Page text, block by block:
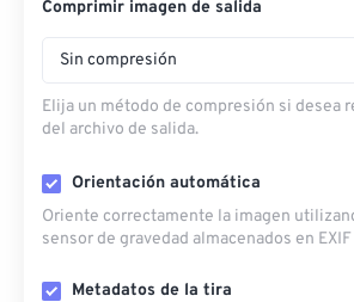
Comprimir imagen de salida
Sin compresión
Elija un método de compresión si desea
del archivo de salida.
Orientación automática
Oriente correctamente la imagen
sensor de gravedad almacenados en EXIF
Metadatos de la tira